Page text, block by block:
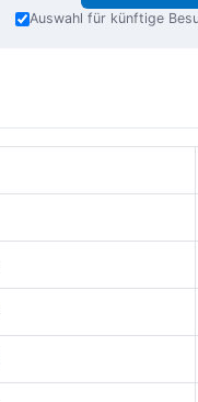
Auswahl für künftige